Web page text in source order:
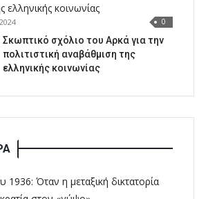
0
Σκωπτικό σχόλιο του Αρκά για την
πολιτιστική αναβάθμιση της
ελληνικής κοινωνίας